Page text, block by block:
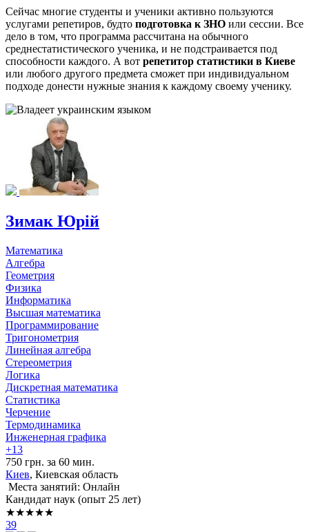
Сейчас многие студенты и ученики активно пользуются
услугами репетиров, будто подготовка к ЗНО или сессии. Все
дело в том, что программа рассчитана на обычного
среднестатистического ученика, и не подстраивается под
способности каждого. А вот репетитор статистики в Киеве
или любого другого предмета сможет при индивидуальном
подходе донести нужные знания к каждому своему ученику.
Зимак Юрій
Математика
Алгебра
Геометрия
Физика
Информатика
Высшая математика
Программирование
Тригонометрия
Линейная алгебра
Стереометрия
Логика
Дискретная математика
Статистика
Черчение
Термодинамика
Инженерная графика
+13
750 грн. за 60 мин.
Киев, Киевская область
Места занятий: Онлайн
Кандидат наук (опыт 25 лет)
★★★★★
39